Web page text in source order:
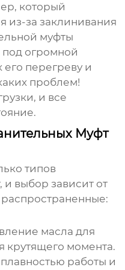
который
из-за заклинивания
муфты
под огромной
его перегреву и
проблем!
и все
Муфт
типов
, и выбор зависит от
масла для
крутящего момента.
работы и